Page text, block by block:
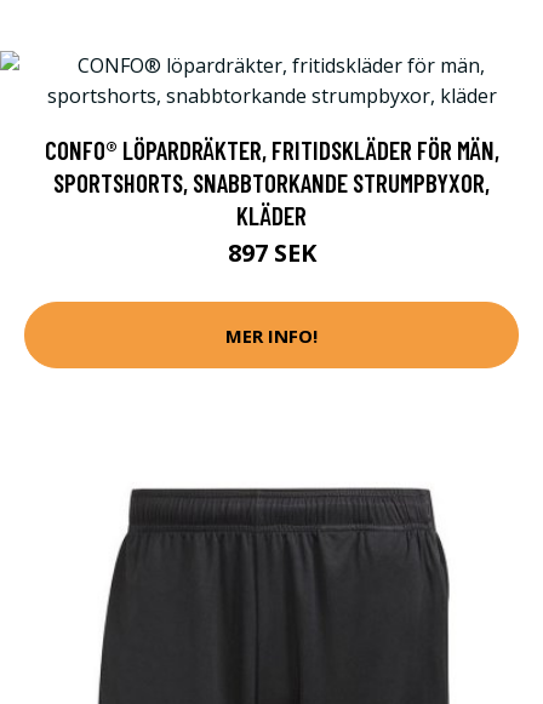
CONFO® LÖPARDRÄKTER, FRITIDSKLÄDER FÖR MÄN,
SPORTSHORTS, SNABBTORKANDE STRUMPBYXOR,
KLÄDER
897 SEK
MER INFO!